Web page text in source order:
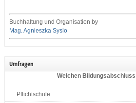
Buchhaltung und Organisation by
Mag. Agnieszka Syslo
Umfragen
Welchen
Pflichtschule